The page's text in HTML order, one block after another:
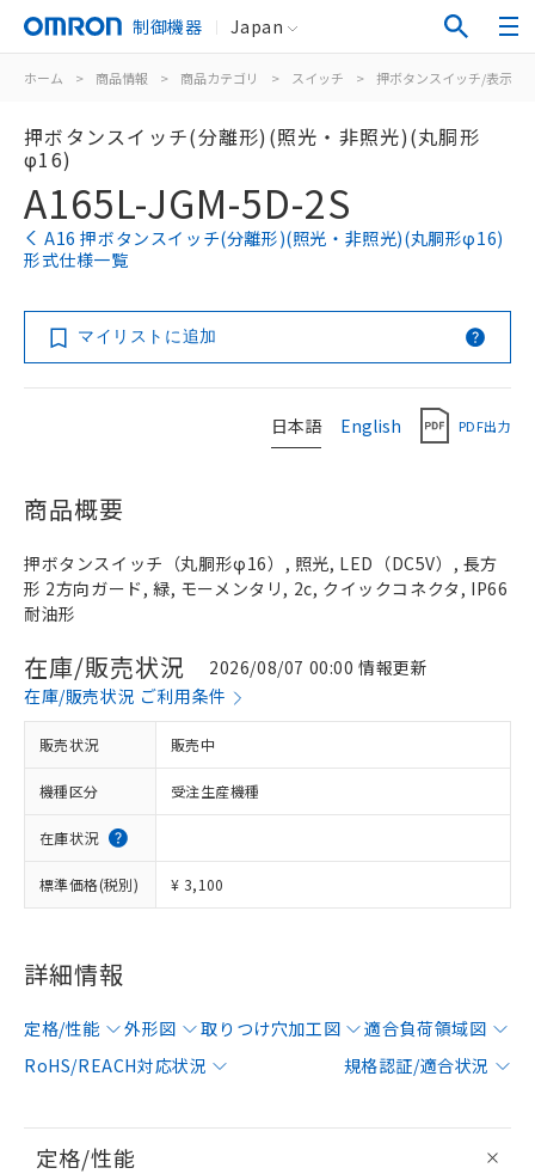
制御機器 Japan
ホーム > 商品情報 > 商品カテゴリ > スイッチ > 押ボタンスイッチ/表示灯
押ボタンスイッチ(分離形)(照光・非照光)(丸胴形
φ16)
A165L-JGM-5D-2S
A16 押ボタンスイッチ(分離形)(照光・非照光)(丸胴形φ16)
形式仕様一覧
マイリストに追加
日本語 English PDF出力
商品概要
押ボタンスイッチ（丸胴形φ16）, 照光, LED（DC5V）, 長方
形 2方向ガード, 緑, モーメンタリ, 2c, クイックコネクタ, IP66
耐油形
在庫/販売状況
2026/08/07 00:00 情報更新
在庫/販売状況 ご利用条件
販売状況 販売中
機種区分 受注生産機種
在庫状況
標準価格(税別) ¥ 3,100
詳細情報
定格/性能 外形図 取りつけ穴加工図
適合負荷領域図
RoHS/REACH対応状況
規格認証/適合状況
定格/性能